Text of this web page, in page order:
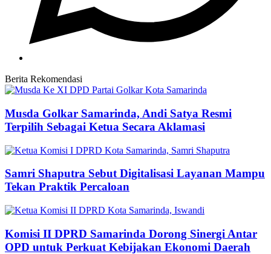
Berita Rekomendasi
Musda Golkar Samarinda, Andi Satya Resmi
Terpilih Sebagai Ketua Secara Aklamasi
Samri Shaputra Sebut Digitalisasi Layanan Mampu
Tekan Praktik Percaloan
Komisi II DPRD Samarinda Dorong Sinergi Antar
OPD untuk Perkuat Kebijakan Ekonomi Daerah